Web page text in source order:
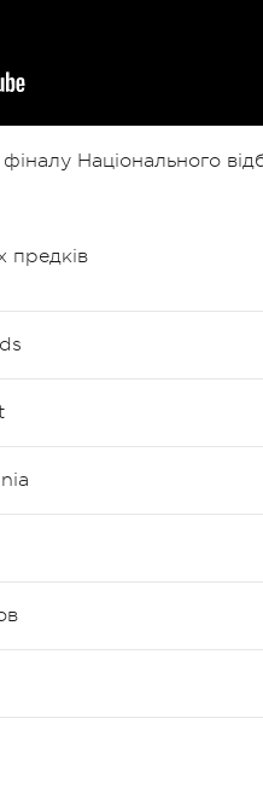
Національного
предків